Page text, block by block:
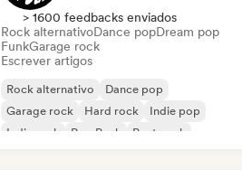
> 1600 feedbacks enviados
Rock alternativoDance popDream pop
FunkGarage rock
Escrever artigos
Rock alternativo
Dance pop
Garage rock
Hard rock
Indie pop
Indie rock
Pop Punk Post punk